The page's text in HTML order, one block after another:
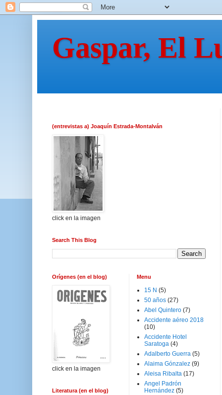
Gaspar, El
(entrevistas a) Joaquín Estrada-Montalván
click en la imagen
Search This Blog
Orígenes (en el blog)
click en la imagen
Literatura (en el blog)
Menu
15 N (5)
50 años (27)
Abel Quintero (7)
Accidente aéreo 2018
(10)
Accidente Hotel
Saratoga (4)
Adalberto Guerra (5)
Alaima Gónzalez (9)
Aleisa Ribalta (17)
Angel Padrón
Hernández (5)